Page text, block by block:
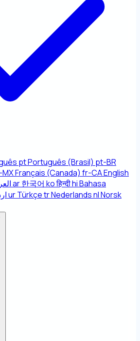
ptPortuguês (Brasil) pt-BR
Français (Canada) fr-CAEnglish
ar한국어 koहिन्दीhiBahasa
urTürkçetrNederlandsnlNorsk